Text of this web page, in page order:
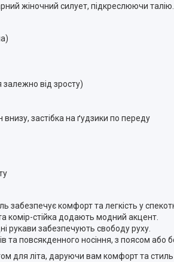
жіночний силует, підкреслюючи талію.
від зросту)
застібка на ґудзики по переду
забезпечує комфорт та легкість у
комір-стійка додають модний акцент.
рукави забезпечують свободу руху.
та повсякденного носіння, з поясом або
літа, даруючи вам комфорт та стиль у